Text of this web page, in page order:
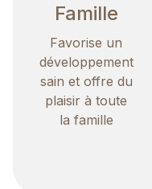
Famille
Favorise un
développement
sain et offre du
plaisir à toute
la famille